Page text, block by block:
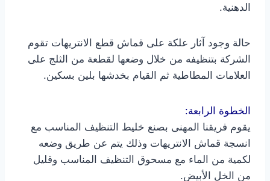
الدهنية.
حالة وجود آثار علكة على قماش قطع الانتريهات تقوم
الشركة بتنظيفه من خلال وضعها لقطعة من الثلج على
العلامات المطاطية ثم القيام بخدشها بلين بسكين.
الخطوة الرابعة:
يقوم فريقنا المهنى بصنع خليط التنظيف المناسب مع
انسجة قماش الانتريهات وذلك يتم عن طريق وضعه
لكمية من الماء مع مسحوق التنظيف المناسب وقليل
من الخل الأبيض.